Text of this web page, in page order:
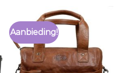
Aanbieding!